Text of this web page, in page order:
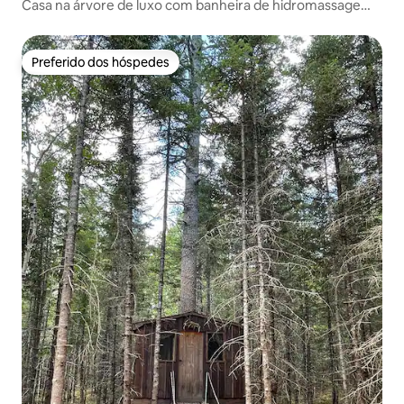
Casa na árvore de luxo com banheira de hidromassagem
Preferido dos hóspedes
Preferido dos hóspedes